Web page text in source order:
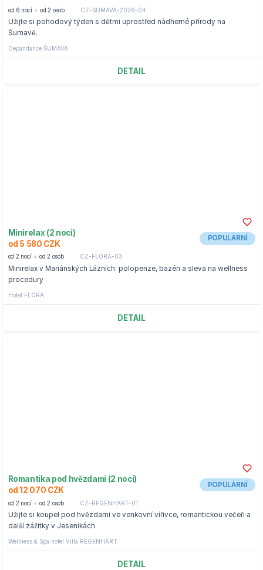
od 6 nocí od 2 osob CZ-SUMAVA-2026-04
Užijte si pohodový týden s dětmi uprostřed nádherné přírody na
Šumavě.
Depandance ŠUMAVA
DETAIL
Minirelax (2 noci)
od 5 580 CZK
POPULÁRNÍ
od 2 nocí od 2 osob CZ-FLORA-03
Minirelax v Mariánských Lázních: polopenze, bazén a sleva na wellness
procedury
Hotel FLORA
DETAIL
Romantika pod hvězdami (2 noci)
od 12 070 CZK
POPULÁRNÍ
od 2 nocí od 2 osob CZ-REGENHART-01
Užijte si koupel pod hvězdami ve venkovní vířivce, romantickou večeři a
další zážitky v Jeseníkách
Wellness & Spa hotel Villa REGENHART
DETAIL